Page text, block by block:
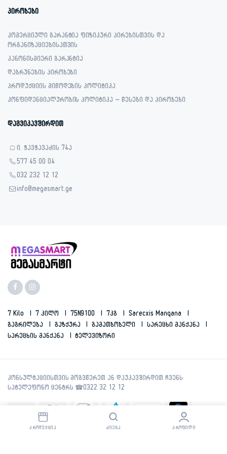
პირობები
კომერციული გარანტია ფიზიკური პირებისთვის და
ორგანიზაციებისათვის
კანონისმიერი გარანტია
დაბრუნების პირობები
პროდუქციის მიწოდების პოლიტიკა
კონფიდენციალურობის პოლიტიკა – წესები და პირობები
დაგვიკავშირდით
ი. ჭავჭავაძის 74ა
577 45 00 04
032 232 12 12
info@megasmart.ge
7 Kilo 7 Კილო 75N9100 7კგ
Sarecxis Manqana
Გაგრილება
Გაზქურა Გამათბობელი
Სარეცხი Მანქანა
Სარეცხის Მანქანა
Ტელევიზორი
ᲞᲠᲝᲓᲣᲥᲪᲘᲐ ᲫᲘᲔᲑᲐ ᲞᲠᲝᲤᲘᲚᲘ